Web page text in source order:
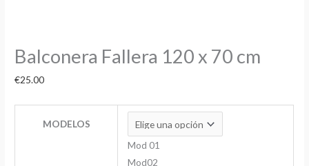
Balconera Fallera 120 x 70 cm
€25.00
MODELOS
Mod 01
Mod02